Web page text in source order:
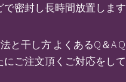
密封し長時間放置しま
法と干し方 よくあるQ＆
ご注文頂くご対応をして